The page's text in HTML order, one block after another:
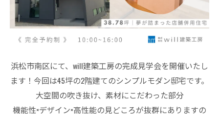
浜松市南区にて、will建築工房の完成見学会を開催いたし
ます！今回は45坪の2階建てのシンプルモダン邸宅です。
大空間の吹き抜け、素材にこだわった部分
機能性×デザイン×高性能の見どころが抜群にありますの